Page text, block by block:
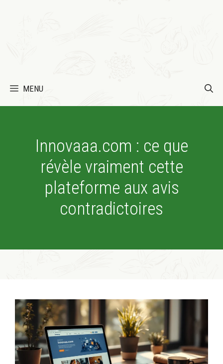
MENU
Innovaaa.com : ce que
révèle vraiment cette
plateforme aux avis
contradictoires